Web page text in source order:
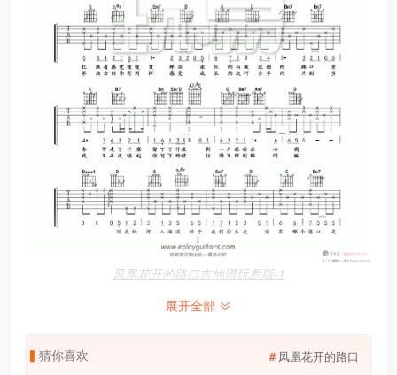
凤凰花开的路口吉他谱玩易版-1
展开全部
猜你喜欢 凤凰花开的路口